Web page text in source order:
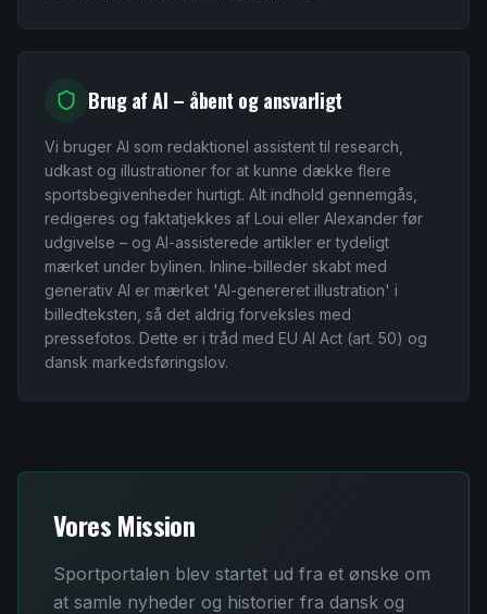
Brug af AI – åbent og ansvarligt
Vi bruger AI som redaktionel assistent til research,
udkast og illustrationer for at kunne dække flere
sportsbegivenheder hurtigt. Alt indhold gennemgås,
redigeres og faktatjekkes af Loui eller Alexander før
udgivelse – og AI-assisterede artikler er tydeligt
mærket under bylinen. Inline-billeder skabt med
generativ AI er mærket 'AI-genereret illustration' i
billedteksten, så det aldrig forveksles med
pressefotos. Dette er i tråd med EU AI Act (art. 50) og
dansk markedsføringslov.
Vores Mission
Sportportalen blev startet ud fra et ønske om
at samle nyheder og historier fra dansk og